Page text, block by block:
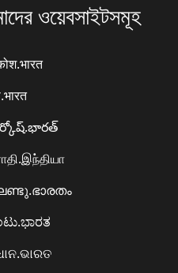
ওয়েবসাইটসমূহ